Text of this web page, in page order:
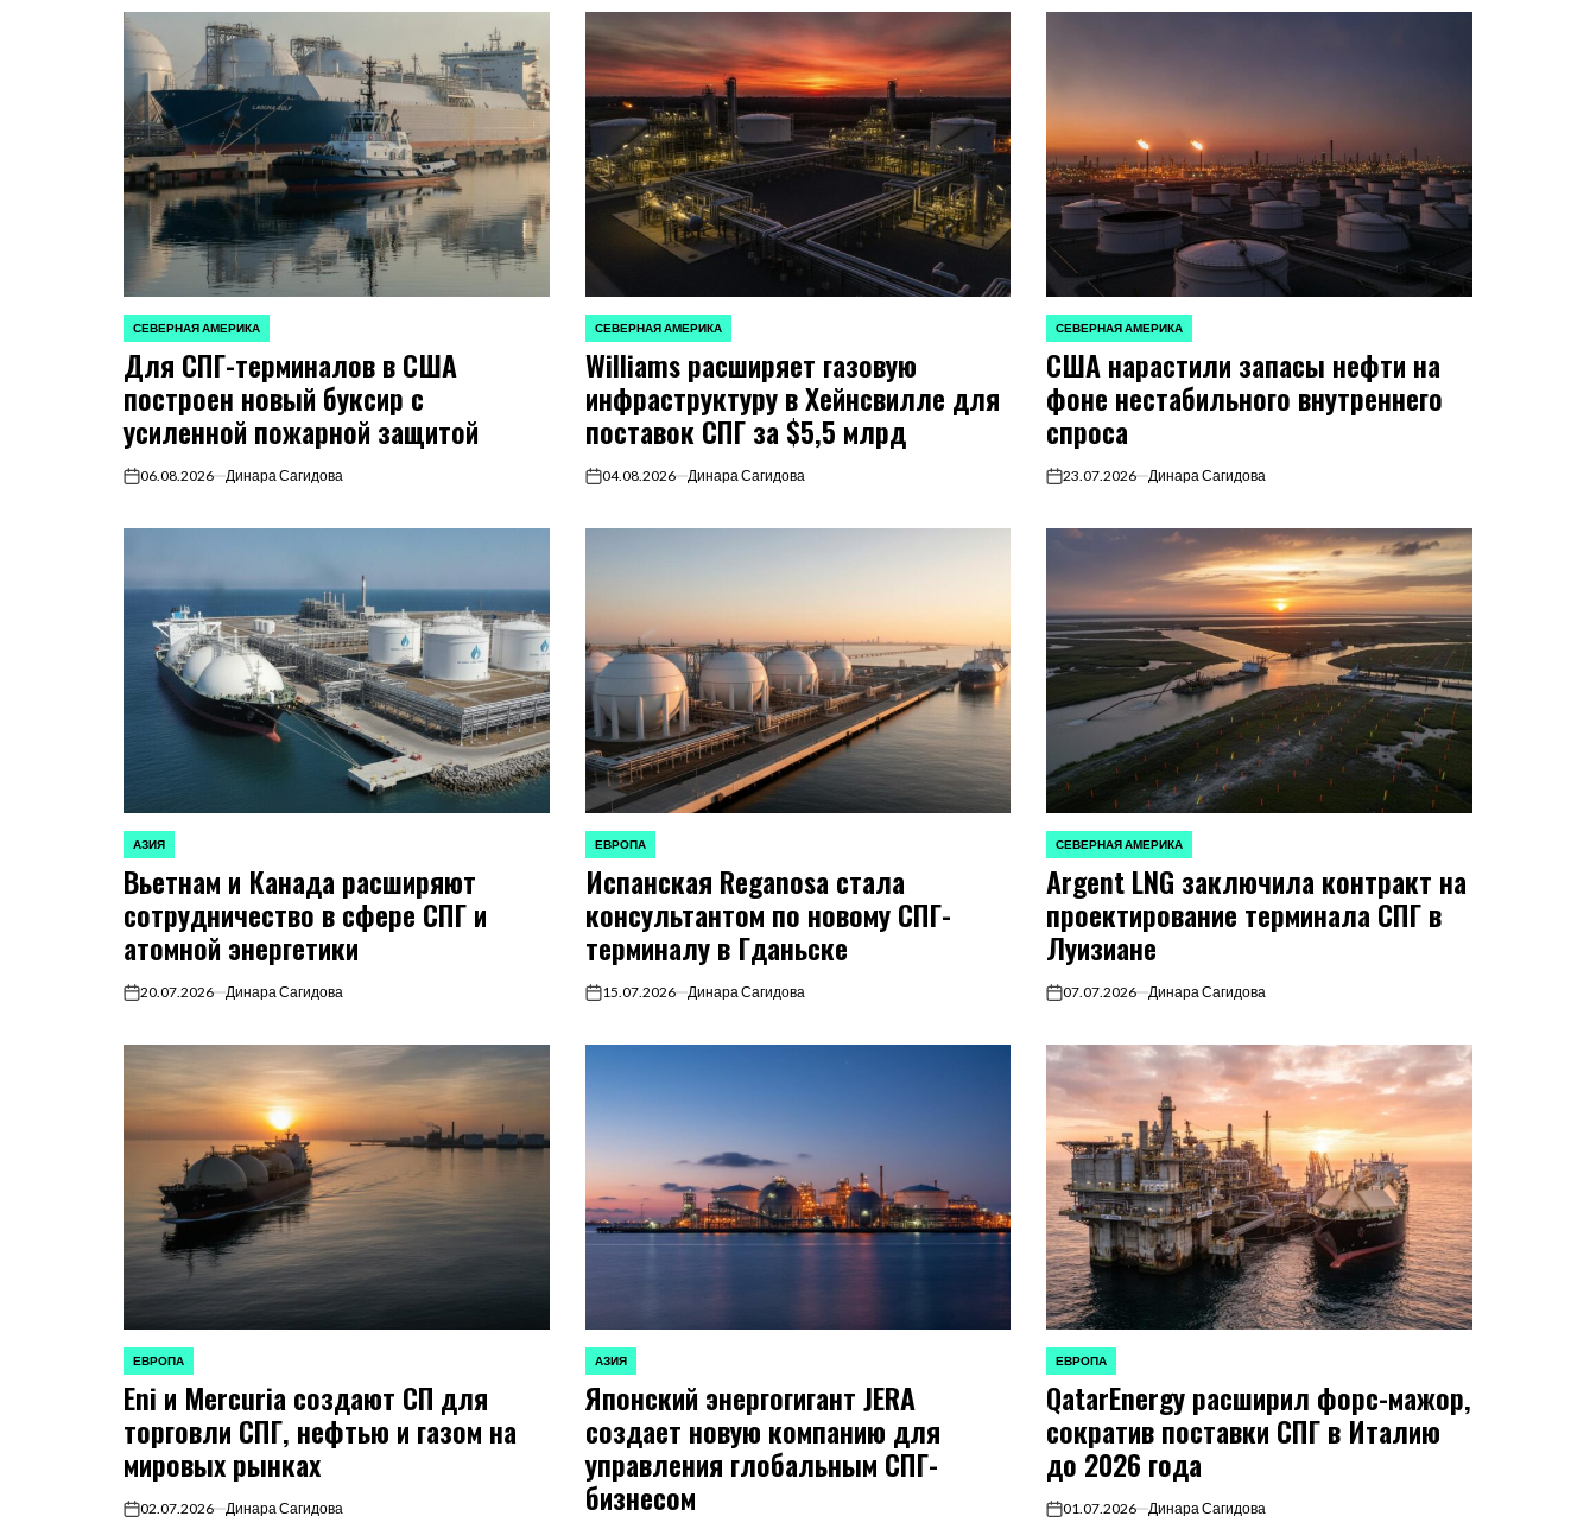
ОПУБЛИКОВАНО
В
СЕВЕРНАЯ АМЕРИКА
Для СПГ-терминалов в США
построен новый буксир с
усиленной пожарной защитой
on06.08.2026 Динара Сагидова
ОПУБЛИКОВАНО
В
СЕВЕРНАЯ АМЕРИКА
Williams расширяет газовую
инфраструктуру в Хейнсвилле для
поставок СПГ за $5,5 млрд
on04.08.2026 Динара Сагидова
ОПУБЛИКОВАНО
В
СЕВЕРНАЯ АМЕРИКА
США нарастили запасы нефти на
фоне нестабильного внутреннего
спроса
on23.07.2026 Динара Сагидова
ОПУБЛИКОВАНО
В
АЗИЯ
Вьетнам и Канада расширяют
сотрудничество в сфере СПГ и
атомной энергетики
on20.07.2026 Динара Сагидова
ОПУБЛИКОВАНО
В
ЕВРОПА
Испанская Reganosa стала
консультантом по новому СПГ-
терминалу в Гданьске
on15.07.2026 Динара Сагидова
ОПУБЛИКОВАНО
В
СЕВЕРНАЯ АМЕРИКА
Argent LNG заключила контракт на
проектирование терминала СПГ в
Луизиане
on07.07.2026 Динара Сагидова
ОПУБЛИКОВАНО
В
ЕВРОПА
Eni и Mercuria создают СП для
торговли СПГ, нефтью и газом на
мировых рынках
on02.07.2026 Динара Сагидова
ОПУБЛИКОВАНО
В
АЗИЯ
Японский энергогигант JERA
создает новую компанию для
управления глобальным СПГ-
бизнесом
ОПУБЛИКОВАНО
В
ЕВРОПА
QatarEnergy расширил форс-мажор,
сократив поставки СПГ в Италию
до 2026 года
on01.07.2026 Динара Сагидова